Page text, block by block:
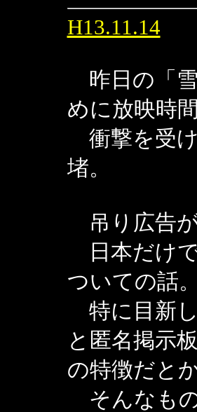
H13.11.14
昨日の「
めに放映時
衝撃を受
堵。
吊り広告
日本だけ
ついての話。
特に目新
と匿名掲示
の特徴だとか
そんなも